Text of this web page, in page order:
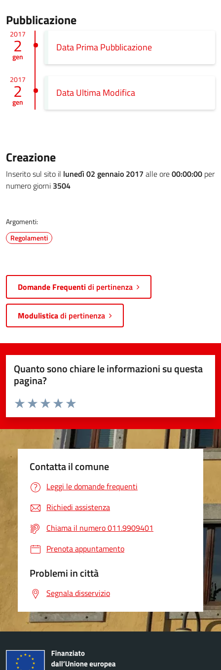
Pubblicazione
2017
2
gen
Data Prima Pubblicazione
2017
2
gen
Data Ultima Modifica
Creazione
Inserito sul sito il lunedì 02 gennaio 2017 alle ore00:00:00 per
numero giorni 3504
Argomenti:
Regolamenti
Domande Frequentidi pertinenza
Modulisticadi pertinenza
Quanto sono chiare le informazioni su questa
pagina?
Valuta da 1 a 5 stelle la pagina
Valuta 5 stelle su 5
Valuta 4 stelle su 5
Valuta 3 stelle su 5
Valuta 2 stelle su 5
Valuta 1 stelle su 5
Contatta il comune
Leggi le domande frequenti
Richiedi assistenza
Chiama il numero 011.9909401
Prenota appuntamento
Problemi in città
Segnala disservizio